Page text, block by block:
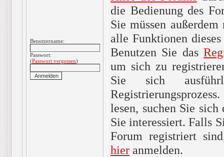
Benutzername:
Passwort:
(Passwort vergessen)
die Bedienung des
Sie müssen
alle Funktionen
Benutzen Sie das
um sich zu
Sie sich
lesen, suchen Sie sich
Sie interessiert. Falls
Forum registriert
hier anmelden.